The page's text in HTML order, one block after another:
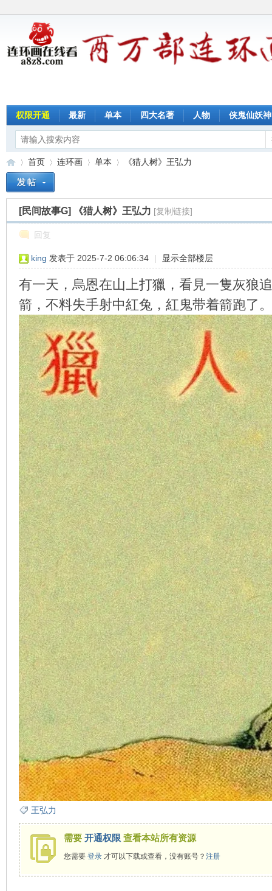
权限开通 最新 单本 四大名著 人物 侠鬼仙妖神
»
首页
›
连环画
›
单本
›
《猎人树》王弘力
[民间故事G] 《猎人树》王弘力 [复制链接]
回复
king 发表于 2025-7-2 06:06:34 | 显示全部楼层
有一天，烏恩在山上打獵，看見一隻灰狼
箭，不料失手射中紅兔，紅鬼带着箭跑了
王弘力
需要 开通权限 查看本站所有资源
您需要 登录才可以下载或查看，没有账号？ 注册